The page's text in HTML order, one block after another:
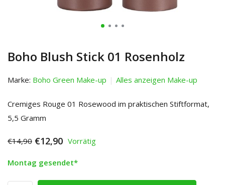
Boho Blush Stick 01 Rosenholz
Marke: Boho Green Make-up Alles anzeigen Make-up
Cremiges Rouge 01 Rosewood im praktischen Stiftformat,
5,5 Gramm
€14,90 €12,90 Vorrätig
Montag gesendet*